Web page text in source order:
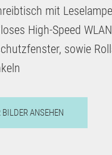
mit
High-Speed WLAN
sowie
BILDER ANSEHEN